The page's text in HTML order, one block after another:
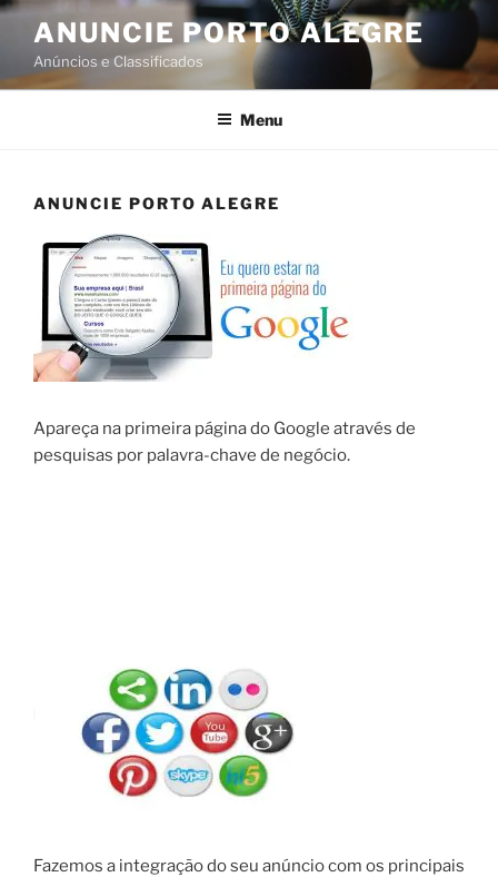
Skip
content
ANUNCIE PORTO ALEGRE
Anúncios e Classificados
Menu
ANUNCIE PORTO ALEGRE
Apareça na primeira página do Google através de
pesquisas por palavra-chave de negócio.
Fazemos a integração do seu anúncio com os principais